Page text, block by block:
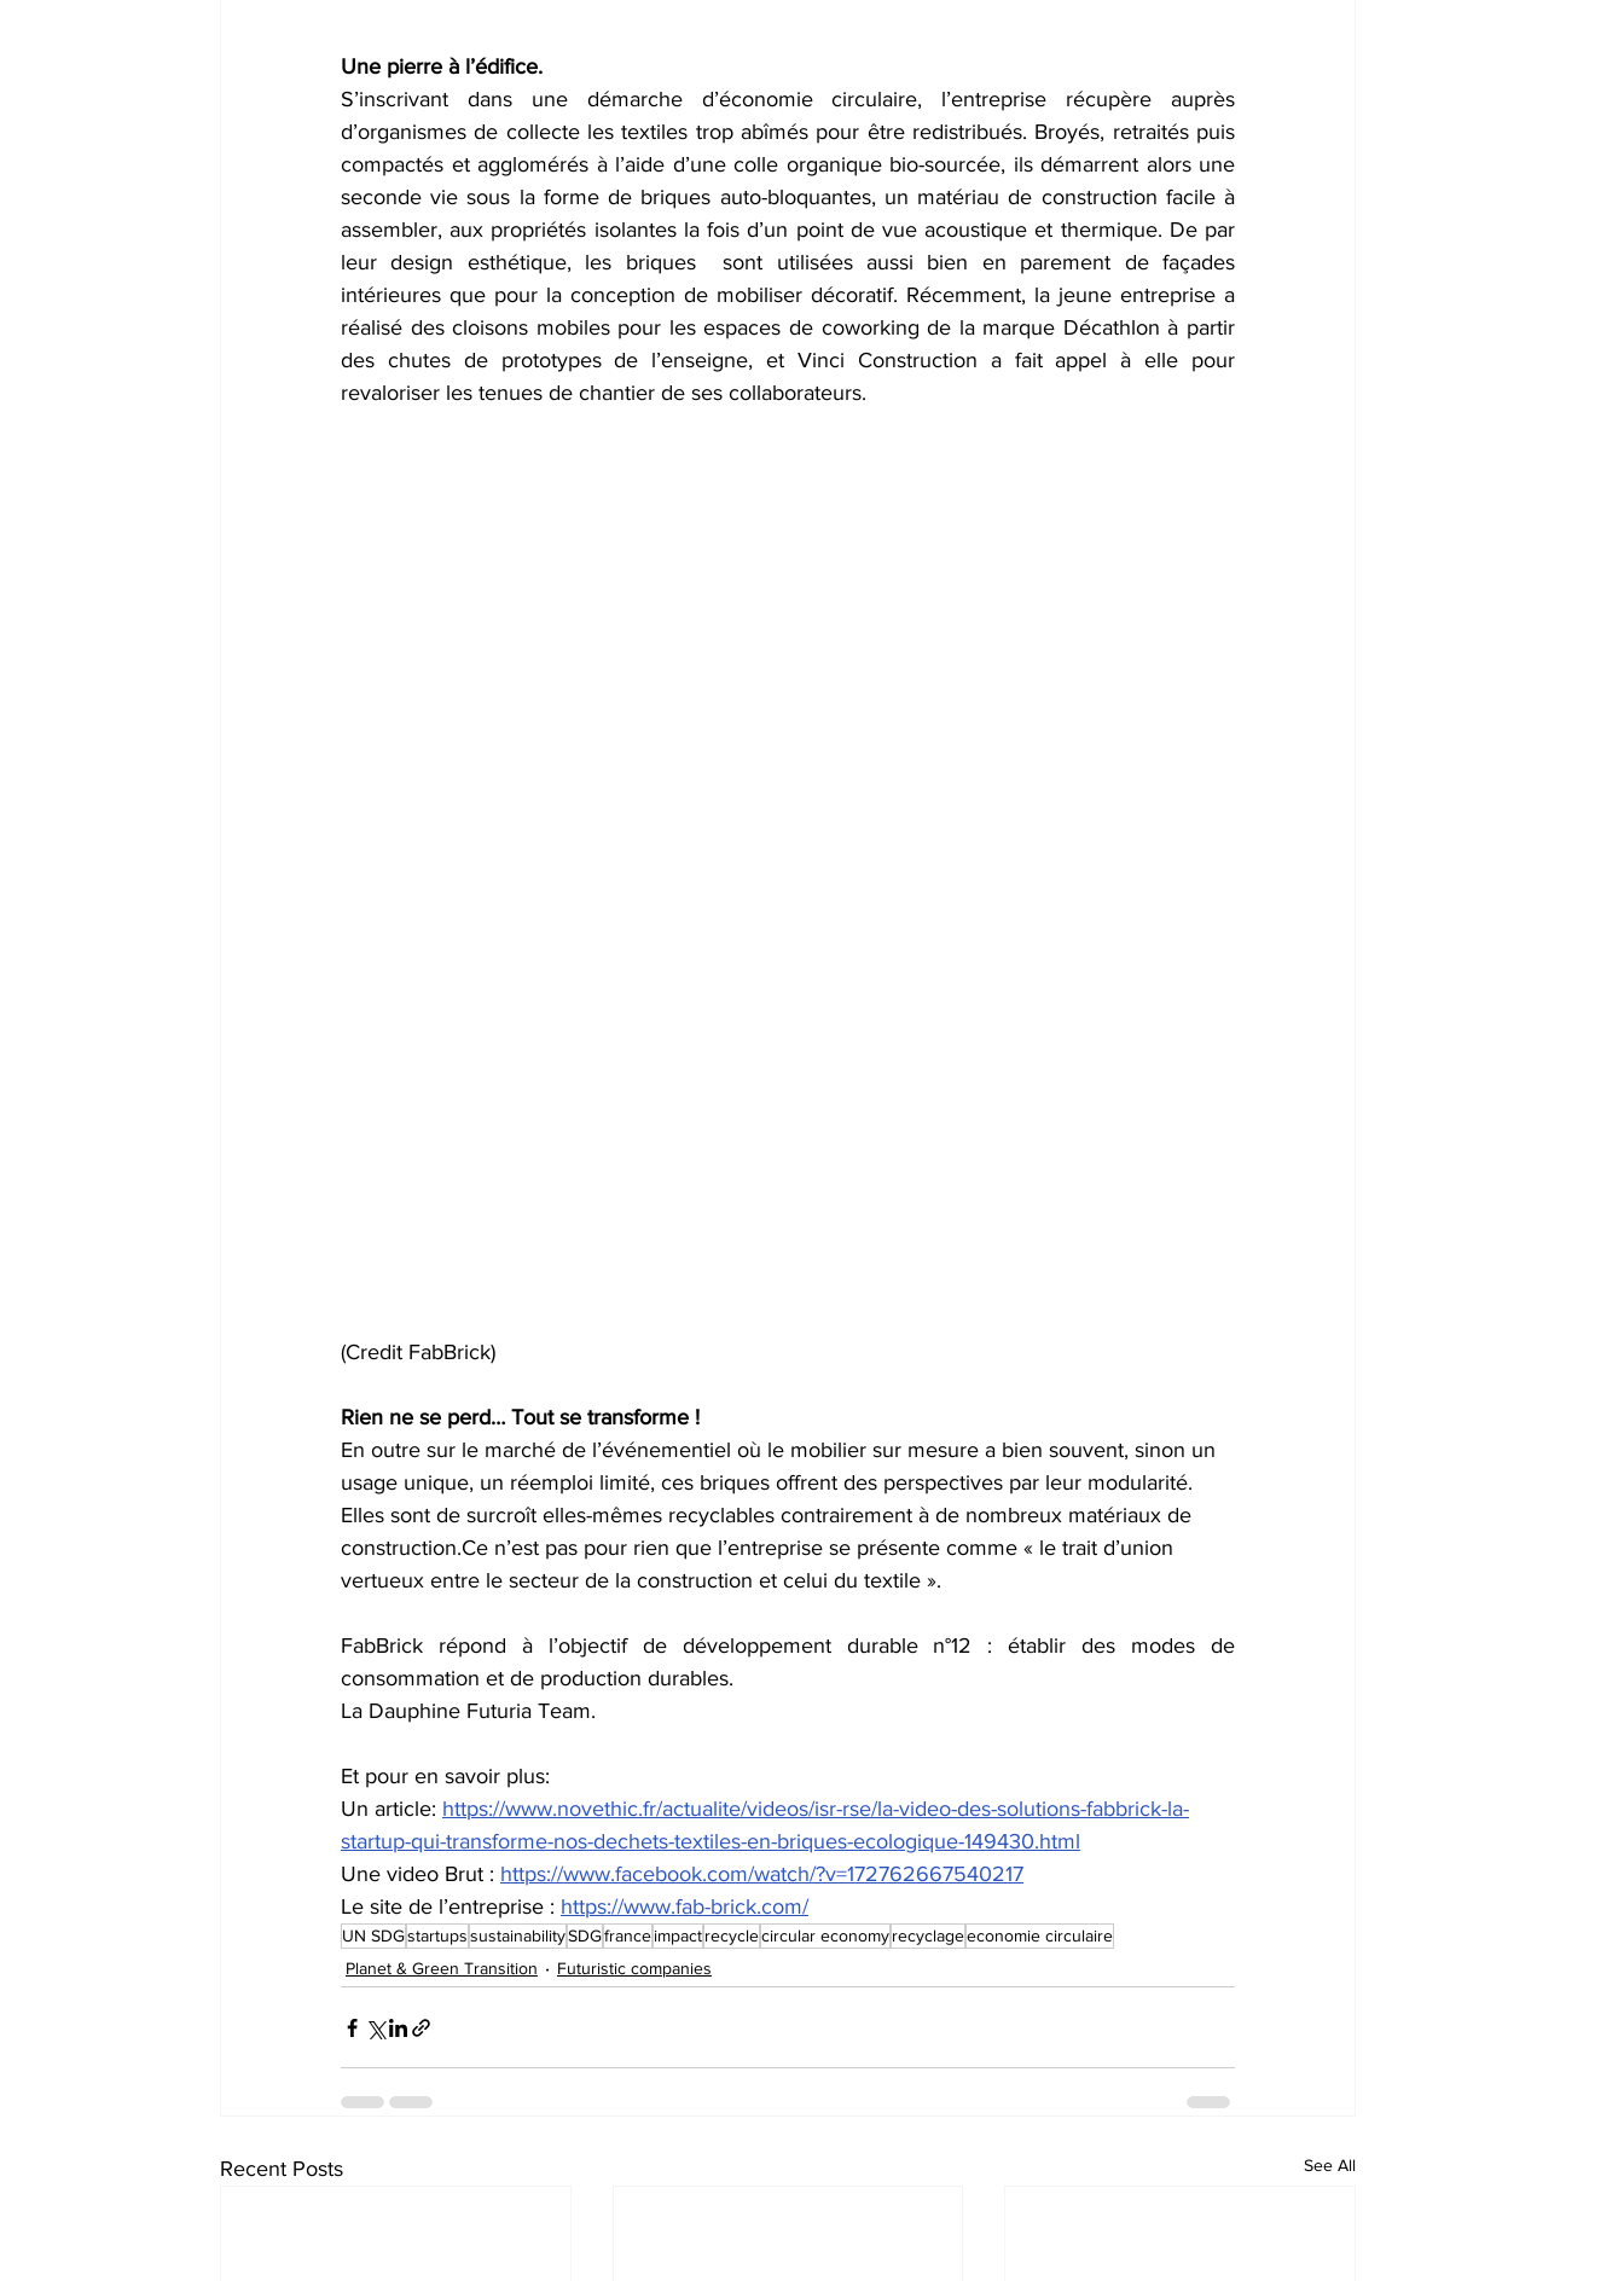
Une pierre à l’édifice.
S’inscrivant dans une démarche d’économie circulaire, l’entreprise récupère auprès
d’organismes de collecte les textiles trop abîmés pour être redistribués. Broyés, retraités puis
compactés et agglomérés à l’aide d’une colle organique bio-sourcée, ils démarrent alors une
seconde vie sous la forme de briques auto-bloquantes, un matériau de construction facile à
assembler, aux propriétés isolantes la fois d’un point de vue acoustique et thermique. De par
leur design esthétique, les briques  sont utilisées aussi bien en parement de façades
intérieures que pour la conception de mobiliser décoratif. Récemment, la jeune entreprise a
réalisé des cloisons mobiles pour les espaces de coworking de la marque Décathlon à partir
des chutes de prototypes de l’enseigne, et Vinci Construction a fait appel à elle pour
revaloriser les tenues de chantier de ses collaborateurs.
(Credit FabBrick)
Rien ne se perd… Tout se transforme !
En outre sur le marché de l’événementiel où le mobilier sur mesure a bien souvent, sinon un
usage unique, un réemploi limité, ces briques offrent des perspectives par leur modularité.
Elles sont de surcroît elles-mêmes recyclables contrairement à de nombreux matériaux de
construction.Ce n’est pas pour rien que l’entreprise se présente comme « le trait d’union
vertueux entre le secteur de la construction et celui du textile ».
FabBrick répond à l’objectif de développement durable n°12 : établir des modes de
consommation et de production durables.
La Dauphine Futuria Team.
Et pour en savoir plus:
Un article: https://www.novethic.fr/actualite/videos/isr-rse/la-video-des-solutions-fabbrick-la-
startup-qui-transforme-nos-dechets-textiles-en-briques-ecologique-149430.html
Une video Brut : https://www.facebook.com/watch/?v=172762667540217
Le site de l’entreprise : https://www.fab-brick.com/
UN SDGstartupssustainabilitySDGfranceimpactrecyclecircular economyrecyclageeconomie circulaire
Planet & Green Transition
Futuristic companies
Recent Posts See All